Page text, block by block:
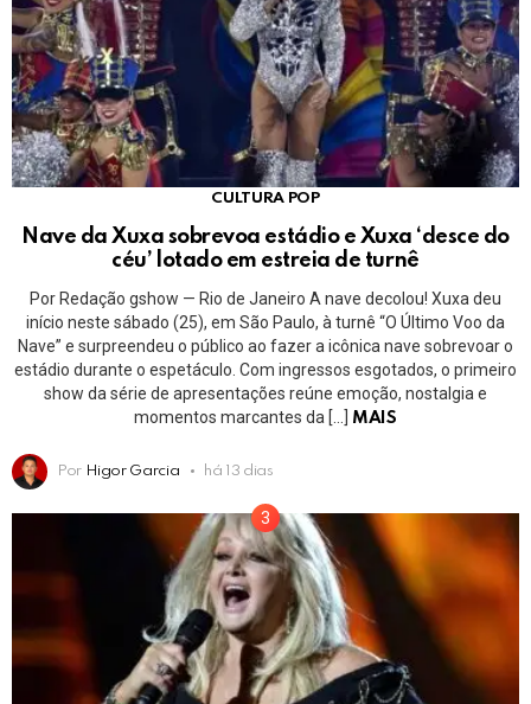
CULTURA POP
Nave da Xuxa sobrevoa estádio e Xuxa ‘desce do
céu’ lotado em estreia de turnê
Por Redação gshow — Rio de Janeiro A nave decolou! Xuxa deu
início neste sábado (25), em São Paulo, à turnê “O Último Voo da
Nave” e surpreendeu o público ao fazer a icônica nave sobrevoar o
estádio durante o espetáculo. Com ingressos esgotados, o primeiro
show da série de apresentações reúne emoção, nostalgia e
momentos marcantes da […]
MAIS
Por Higor Garcia há 13 dias